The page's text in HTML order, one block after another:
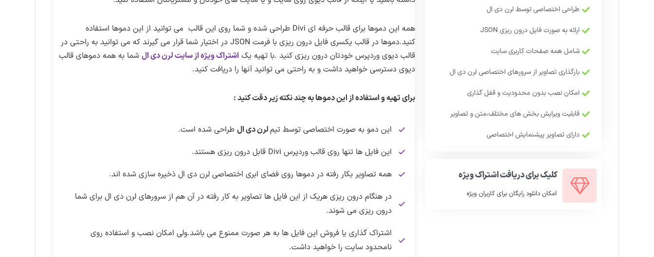
طراحی اختصاصی توسط لرن دی ال
ارائه به صورت فایل درون ریزی JSON
شامل همه صفحات کاربری سایت
بارگذاری تصاویر از سرورهای اختصاصی لرن دی ال
امکان نصب بدون محدودیت و قفل گذاری
قابلیت ویرایش بخش های مختلف،متن و تصاویر
دارای تصاویر پیشنمایش اختصاصی
کلیک برای دریافت اشتراک ویژه
امکان دانلود رایگان برای کاربران ویژه
همه این دموها برای قالب حرفه ای Divi طراحی شده و شما روی این قالب می توانید از این دموها استفاده
کنید.دموها در قالب یکسری فایل درون ریزی با فرمت JSON در اختیار شما قرار می گیرند که می توانید به راحتی در
قالب دیوی وردپرس خودتان درون ریزی کنید .با تهیه یک اشتراک ویژه از سایت لرن دی الشما به همه دموهای قالب
دیوی دسترسی خواهید داشت و به راحتی می توانید آنها را دریافت کنید.
برای تهیه و استفاده از این دموها به چند نکته زیر دقت کنید :
این دمو به صورت اختصاصی توسط تیملرن دی الطراحی شده است.
این فایل ها تنها روی قالب وردپرس Divi قابل درون ریزی هستند.
همه تصاویر بکار رفته در دموها روی فضای ابری اختصاصی لرن دی ال ذخیره سازی شده اند.
در هنگام درون ریزی هریک از این فایل ها تصاویر به کار رفته در آن هم از سرورهای لرن دی ال برای شما
درون ریزی می شوند.
اشتراک گذاری یا فروش این فایل ها به هر صورت ممنوع می باشد.ولی امکان نصب و استفاده روی
نامحدود سایت را خواهید داشت.